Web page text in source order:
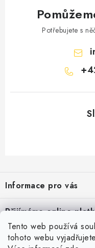
Tento web používá
tohoto webu
Potřebujete s
p
a
t
Informace pro vás
Časté dotazy
Obchodní podmínky
Podmínky ochrany
Přijímáme online
Facebook